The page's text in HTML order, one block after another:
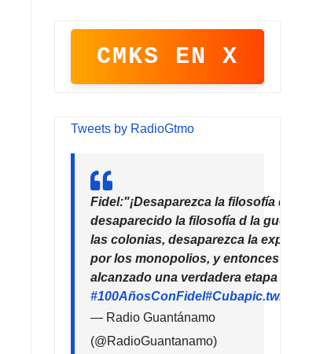
CMKS EN X
Tweets by RadioGtmo
Fidel:"¡Desaparezca la filosofía del
desaparecido la filosofía d la guerra!
las colonias, desaparezca la
por los monopolios, y entonces la
alcanzado una verdadera etapa de
#100AñosConFidel#Cuba
— Radio Guantánamo
(@RadioGuantanamo)